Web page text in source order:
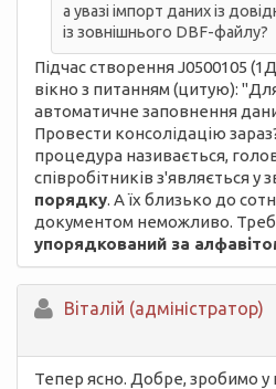
а увазі імпорт даних із
із зовнішнього DBF-файлу?
Підчас створення J0500105
вікно з питанням (цитую):
автоматичне заповнення
Провести консолідацію
процедура називається,
співробітників з'являється у
порядку. А їх близько до
документом неможливо.
упорядкований за
Вiталій (адміністратор)
Тепер ясно. Добре, зробимо у